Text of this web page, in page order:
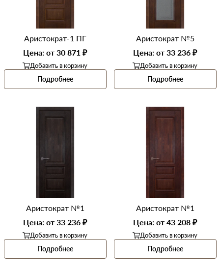
Аристократ-1 ПГ
Цена: от 30 871 ₽
Добавить в корзину
Подробнее
Аристократ №5
Цена: от 33 236 ₽
Добавить в корзину
Подробнее
Аристократ №1
Цена: от 33 236 ₽
Добавить в корзину
Подробнее
Аристократ №1
Цена: от 43 208 ₽
Добавить в корзину
Подробнее